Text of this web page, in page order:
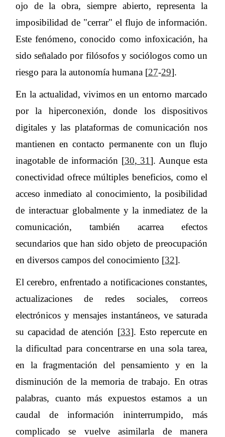
ojo de la obra, siempre abierto, representa la
imposibilidad de "cerrar" el flujo de información.
Este fenómeno, conocido como infoxicación, ha
sido señalado por filósofos y sociólogos como un
riesgo para la autonomía humana [27-29].
En la actualidad, vivimos en un entorno marcado
por la hiperconexión, donde los dispositivos
digitales y las plataformas de comunicación nos
mantienen en contacto permanente con un flujo
inagotable de información [30, 31]. Aunque esta
conectividad ofrece múltiples beneficios, como el
acceso inmediato al conocimiento, la posibilidad
de interactuar globalmente y la inmediatez de la
comunicación, también acarrea efectos
secundarios que han sido objeto de preocupación
en diversos campos del conocimiento [32].
El cerebro, enfrentado a notificaciones constantes,
actualizaciones de redes sociales, correos
electrónicos y mensajes instantáneos, ve saturada
su capacidad de atención [33]. Esto repercute en
la dificultad para concentrarse en una sola tarea,
en la fragmentación del pensamiento y en la
disminución de la memoria de trabajo. En otras
palabras, cuanto más expuestos estamos a un
caudal de información ininterrumpido, más
complicado se vuelve asimilarla de manera